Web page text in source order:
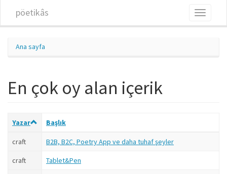
pöetikâs
Toggle
Ana sayfa
En çok oy alan içerik
Yazar Başlık
craft B2B, B2C, Poetry App ve daha tuhaf şeyler
craft Tablet&Pen